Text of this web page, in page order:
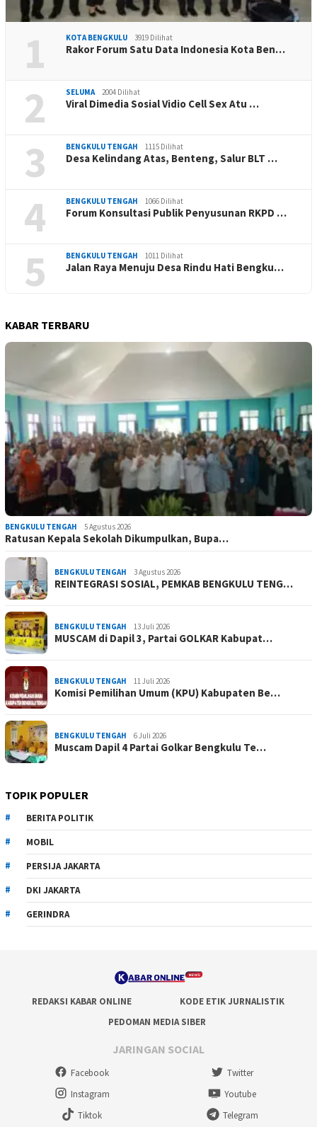
1 KOTA BENGKULU 3919 Dilihat
Rakor Forum Satu Data Indonesia Kota Ben…
2 SELUMA 2004 Dilihat
Viral Dimedia Sosial Vidio Cell Sex Atu …
3 BENGKULU TENGAH 1115 Dilihat
Desa Kelindang Atas, Benteng, Salur BLT …
4 BENGKULU TENGAH 1066 Dilihat
Forum Konsultasi Publik Penyusunan RKPD …
5 BENGKULU TENGAH 1011 Dilihat
Jalan Raya Menuju Desa Rindu Hati Bengku…
KABAR TERBARU
BENGKULU TENGAH 5 Agustus 2026
Ratusan Kepala Sekolah Dikumpulkan, Bupa…
BENGKULU TENGAH 3 Agustus 2026
REINTEGRASI SOSIAL, PEMKAB BENGKULU TENG…
BENGKULU TENGAH 13 Juli 2026
MUSCAM di Dapil 3, Partai GOLKAR Kabupat…
BENGKULU TENGAH 11 Juli 2026
Komisi Pemilihan Umum (KPU) Kabupaten Be…
BENGKULU TENGAH 6 Juli 2026
Muscam Dapil 4 Partai Golkar Bengkulu Te…
TOPIK POPULER
BERITA POLITIK
MOBIL
PERSIJA JAKARTA
DKI JAKARTA
GERINDRA
REDAKSI KABAR ONLINE
KODE ETIK JURNALISTIK
PEDOMAN MEDIA SIBER
JARINGAN SOCIAL
Facebook
Twitter
Instagram
Youtube
Tiktok
Telegram